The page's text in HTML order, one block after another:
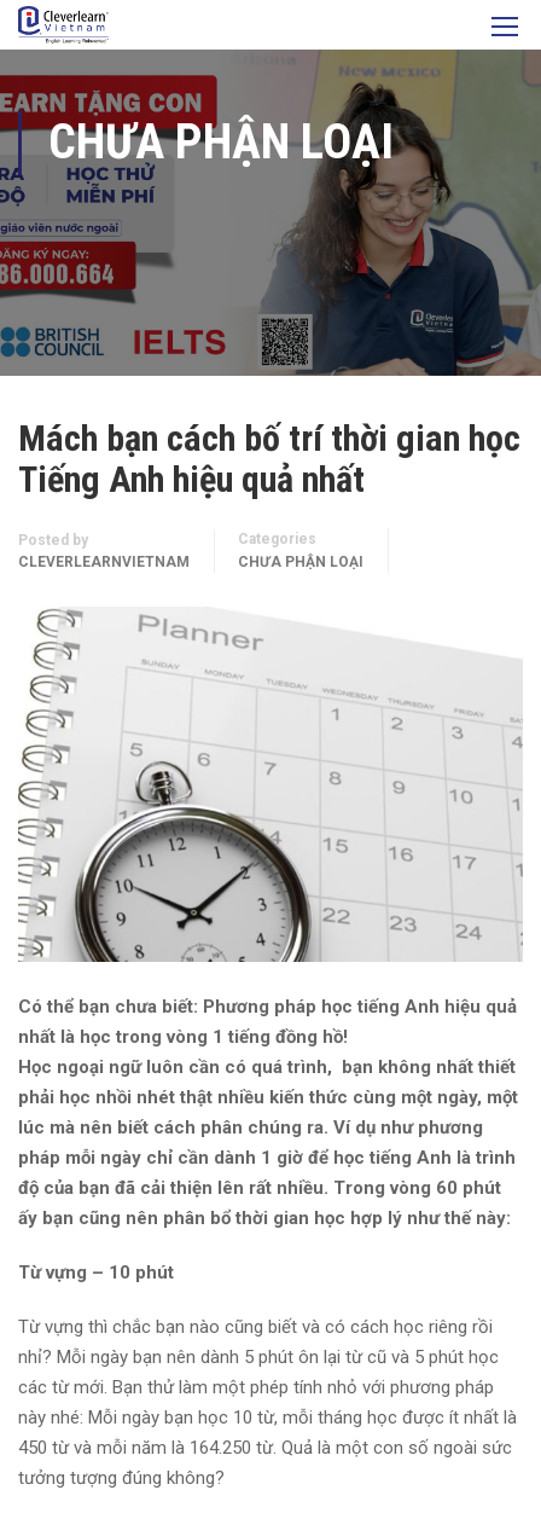
CHƯA PHẬN LOẠI
Mách bạn cách bố trí thời gian học
Tiếng Anh hiệu quả nhất
Posted by
CLEVERLEARNVIETNAM
Categories
CHƯA PHẬN LOẠI
Có thể bạn chưa biết: Phương pháp học tiếng Anh hiệu quả
nhất là học trong vòng 1 tiếng đồng hồ!
Học ngoại ngữ luôn cần có quá trình, bạn không nhất thiết
phải học nhồi nhét thật nhiều kiến thức cùng một ngày, một
lúc mà nên biết cách phân chúng ra. Ví dụ như phương
pháp mỗi ngày chỉ cần dành 1 giờ để học tiếng Anh là trình
độ của bạn đã cải thiện lên rất nhiều. Trong vòng 60 phút
ấy bạn cũng nên phân bổ thời gian học hợp lý như thế này:
Từ vựng – 10 phút
Từ vựng thì chắc bạn nào cũng biết và có cách học riêng rồi
nhỉ? Mỗi ngày bạn nên dành 5 phút ôn lại từ cũ và 5 phút học
các từ mới. Bạn thử làm một phép tính nhỏ với phương pháp
này nhé: Mỗi ngày bạn học 10 từ, mỗi tháng học được ít nhất là
450 từ và mỗi năm là 164.250 từ. Quả là một con số ngoài sức
tưởng tượng đúng không?